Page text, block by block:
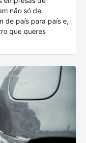
não só de
de país para país e,
que queres